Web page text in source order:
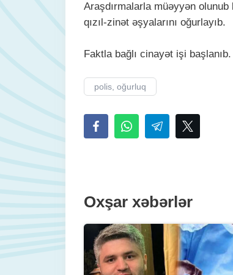
Araşdırmalarla müəyyən
qızıl-zinət əşyalarını oğurlayıb.
Faktla bağlı cinayət işi başlanıb.
polis, oğurluq
Oxşar xəbərlər